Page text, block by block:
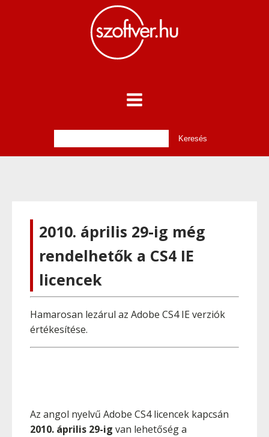
2010. április 29-ig még
rendelhetők a CS4 IE
licencek
Hamarosan lezárul az Adobe CS4 IE verziók
értékesítése.
Az angol nyelvű Adobe CS4 licencek kapcsán
2010. április 29-ig van lehetőség a